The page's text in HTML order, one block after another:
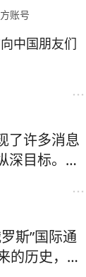
员超过200
国际军事合
国武装力量
会第六次会
动植物检疫
、国际运输
方经贸联系
账号
中国朋友们
。
考验的深厚
，中国共产
史上唯一一
，其中党际
了许多消息
深目标。但
家电视广播
”的提议。
机会从尼古
斯”国际通
的历史，定